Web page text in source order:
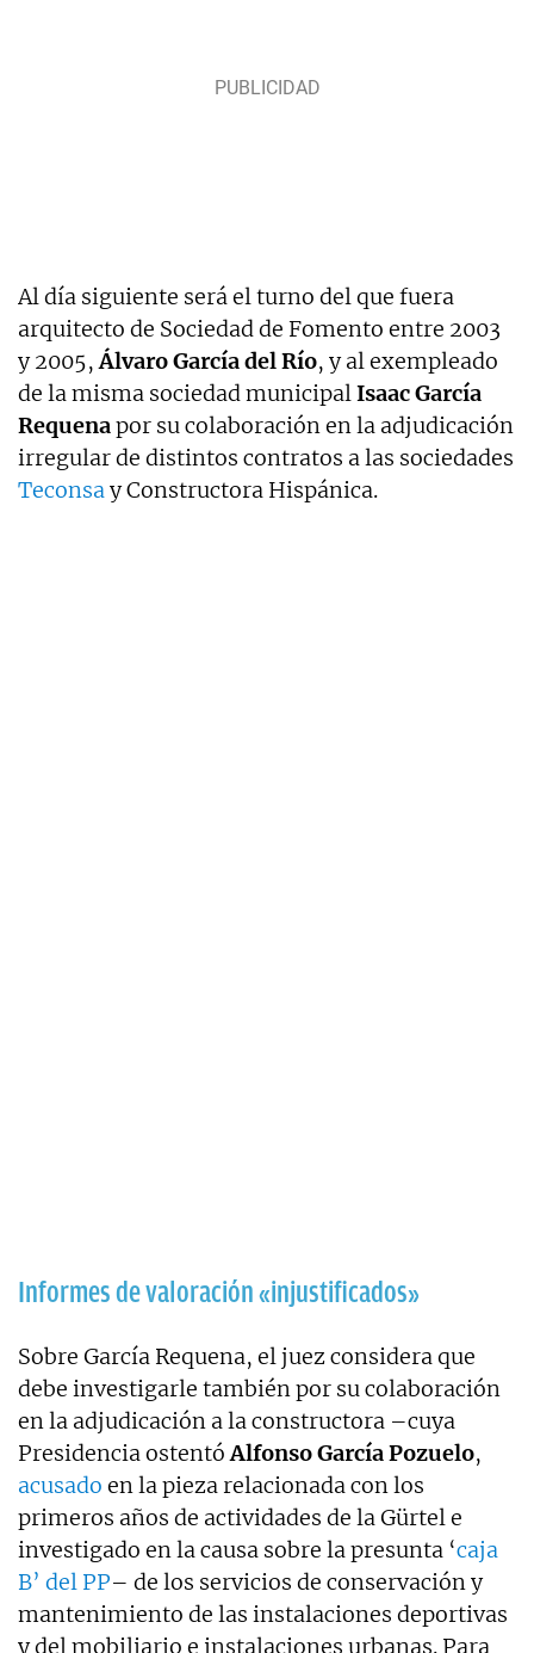
Al día siguiente será el turno del que fuera
arquitecto de Sociedad de Fomento entre 2003
y 2005,Álvaro García del Río, y al exempleado
de la misma sociedad municipalIsaac García
Requenapor su colaboración en la adjudicación
irregular de distintos contratos a las sociedades
Teconsay Constructora Hispánica.
Informes de valoración «injustificados»
Sobre García Requena, el juez considera que
debe investigarle también por su colaboración
en la adjudicación a la constructora –cuya
Presidencia ostentóAlfonso García Pozuelo,
acusado en la pieza relacionada con los
primeros años de actividades de la Gürtel e
investigado en la causa sobre la presunta ‘caja
B’ del PP– de los servicios de conservación y
mantenimiento de las instalaciones deportivas
y del mobiliario e instalaciones urbanas. Para